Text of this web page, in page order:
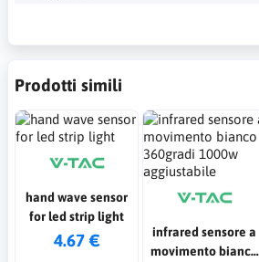
Prodotti simili
hand wave sensor
for led strip light
4.67 €
infrared sensore a
movimento bianco